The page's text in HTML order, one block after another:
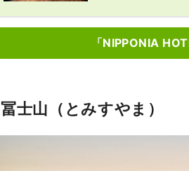
「NIPPONIA
冨士山（とみすやま）